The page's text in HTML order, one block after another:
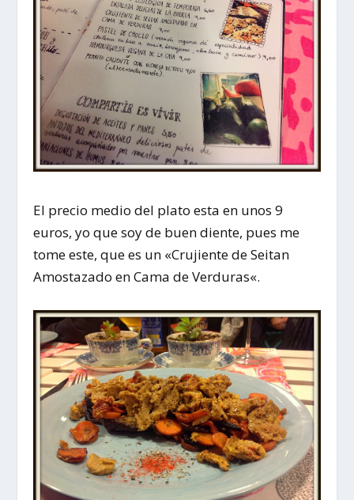
El precio medio del plato esta en unos 9
euros, yo que soy de buen diente, pues me
tome este, que es un «Crujiente de Seitan
Amostazado en Cama de Verduras«.